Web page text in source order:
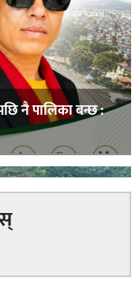
नै पालिका बन्छ :